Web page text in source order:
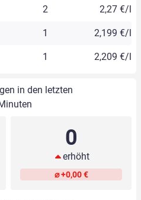
2 2,27 €/l
1 2,199 €/l
1 2,209 €/l
in den letzten
0
erhöht
⌀ +0,00 €